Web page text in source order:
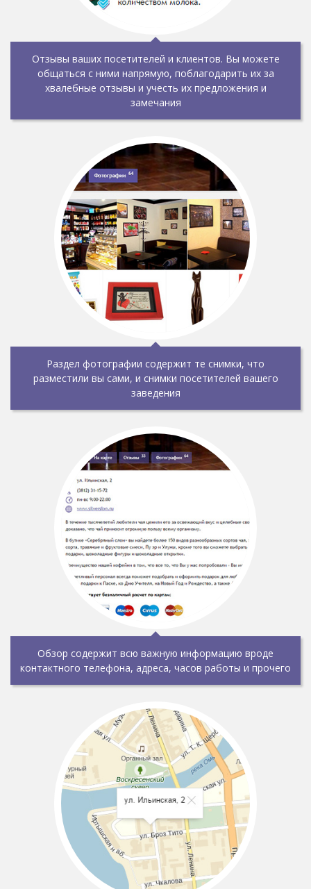
Отзывы ваших посетителей и клиентов. Вы можете
общаться с ними напрямую, поблагодарить их за
хвалебные отзывы и учесть их предложения и
замечания
Раздел фотографии содержит те снимки, что
разместили вы сами, и снимки посетителей вашего
заведения
Обзор содержит всю важную информацию вроде
контактного телефона, адреса, часов работы и прочего